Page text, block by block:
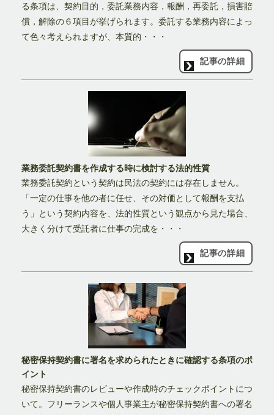
る条項は、契約目的，委託業務内容，報酬，再委託，損害賠
償，解除の６項目が挙げられます。委託する業務内容によっ
て色々考えられますが、本質的・・・
記事の詳細
業務委託契約書を作成する時に検討する法的性質
業務委託契約という契約は民法の契約には存在しません。
「一定の仕事を他の者に任せ、その対価として報酬を支払
う」という契約内容を、法的性質という観点から見た場合、
大きく分けて受託者に仕事の完成を・・・
記事の詳細
秘密保持契約書に署名を求められたときに確認する条項のポ
イント
秘密保持契約書のレビューや作成時のチェックポイントにつ
いて。フリーランスや個人事業主が秘密保持契約書への署名